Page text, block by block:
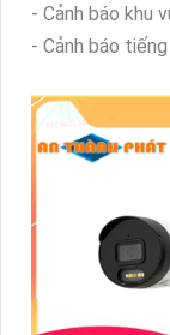
- Cảnh báo khu
- Cảnh báo